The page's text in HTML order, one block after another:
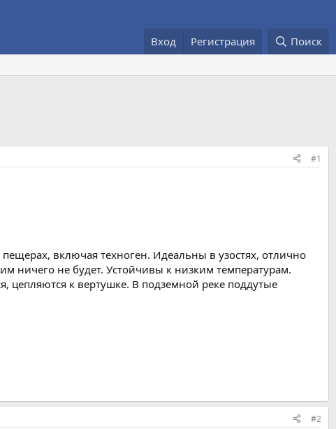
Вход Регистрация Поиск
#1
включая техноген. Идеальны в узостях, отлично
ничего не будет. Устойчивы к низким температурам.
цепляются к вертушке. В подземной реке поддутые
#2